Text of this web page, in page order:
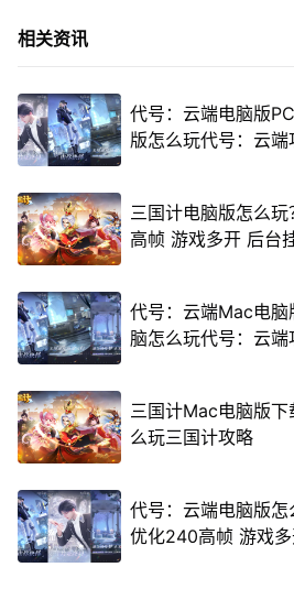
相关资讯
代号：云端电脑版
版怎么玩代号：云端
三国计电脑版怎么
高帧 游戏多开 后台
代号：云端Mac电
脑怎么玩代号：云端
三国计Mac电脑版
么玩三国计攻略
代号：云端电脑版
优化240高帧 游戏